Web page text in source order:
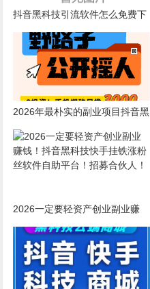
抖音黑科技引流软件怎么免费下
载？
2026年最朴实的副业项目抖音黑
科技云端商城快手涨粉直播间挂
铁软件免费拿
2026一定要轻资产创业副业赚
钱！抖音黑科技快手挂铁涨粉丝
软件自助平台！招募合伙人！